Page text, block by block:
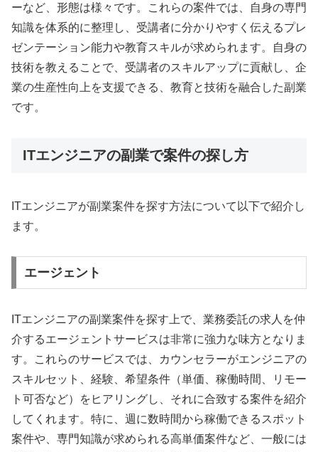
ーなど、形態は様々です。これらの案件では、自身の専門
知識を体系的に整理し、受講者に分かりやすく伝えるプレ
ゼンテーション能力や教育スキルが求められます。自身の
技術を教えることで、受講者のスキルアップに貢献し、企
業の生産性向上を支援できる、教育と技術を融合した副業
です。
ITエンジニアの副業で案件の探し方
ITエンジニアが副業案件を探す方法について以下で紹介し
ます。
エージェント
ITエンジニアの副業案件を探す上で、業務委託の求人を仲
介するエージェントサービスは非常に強力な味方となりま
す。これらのサービスでは、カウンセラーがエンジニアの
スキルセット、経験、希望条件（単価、稼働時間、リモー
ト可否など）をヒアリングし、それに合致する案件を紹介
してくれます。特に、週に数時間から稼働できるスポット
案件や、専門知識が求められる高単価案件など、一般には